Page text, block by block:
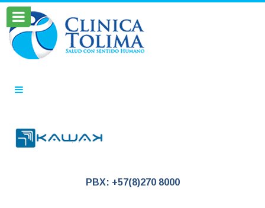
PBX: +57(8)270 8000